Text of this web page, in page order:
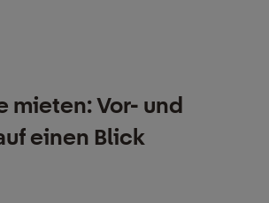
mieten: Vor- und
einen Blick